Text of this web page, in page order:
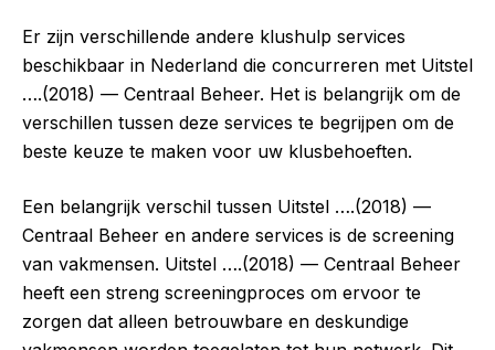
Er zijn verschillende andere klushulp services
beschikbaar in Nederland die concurreren met Uitstel
….(2018) — Centraal Beheer. Het is belangrijk om de
verschillen tussen deze services te begrijpen om de
beste keuze te maken voor uw klusbehoeften.
Een belangrijk verschil tussen Uitstel ….(2018) —
Centraal Beheer en andere services is de screening
van vakmensen. Uitstel ….(2018) — Centraal Beheer
heeft een streng screeningproces om ervoor te
zorgen dat alleen betrouwbare en deskundige